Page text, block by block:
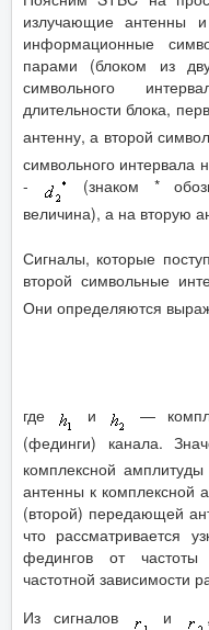
излучающие антенны
информационные
парами (блоком из
символьного
длительности блока,
антенну, а второй символ
символьного интервала
-
(знаком *
величина), а на вторую
Сигналы, которые
второй символьные
Они определяются
где и
—
(фединги) канала.
комплексной
антенны к комплексной
(второй) передающей
что рассматривается
федингов от
частотной зависимости
Из сигналов
и